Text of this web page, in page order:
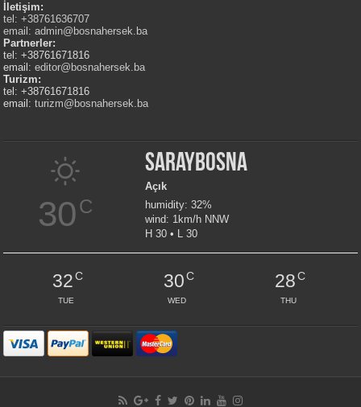
İletişim:
tel: +38761636707
email:admin@bosnahersek.ba
Partnerler:
tel: +38761671816
email:editor@bosnahersek.ba
Turizm:
tel: +38761671816
email:turizm@bosnahersek.ba
30C
Saraybosna
Açık
humidity: 32%
wind: 1km/h NNW
H 30 • L 30
32C
TUE
30C
WED
28C
THU